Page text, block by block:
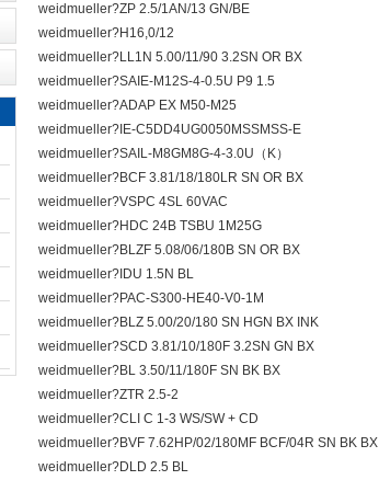
weidmueller?ZP 2.5/1AN/13 GN/BE
weidmueller?H16,0/12
weidmueller?LL1N 5.00/11/90 3.2SN OR BX
weidmueller?SAIE-M12S-4-0.5U P9 1.5
weidmueller?ADAP EX M50-M25
weidmueller?IE-C5DD4UG0050MSSMSS-E
weidmueller?SAIL-M8GM8G-4-3.0U（K）
weidmueller?BCF 3.81/18/180LR SN OR BX
weidmueller?VSPC 4SL 60VAC
weidmueller?HDC 24B TSBU 1M25G
weidmueller?BLZF 5.08/06/180B SN OR BX
weidmueller?IDU 1.5N BL
weidmueller?PAC-S300-HE40-V0-1M
weidmueller?BLZ 5.00/20/180 SN HGN BX INK
weidmueller?SCD 3.81/10/180F 3.2SN GN BX
weidmueller?BL 3.50/11/180F SN BK BX
weidmueller?ZTR 2.5-2
weidmueller?CLI C 1-3 WS/SW + CD
weidmueller?BVF 7.62HP/02/180MF BCF/04R SN BK BX
weidmueller?DLD 2.5 BL